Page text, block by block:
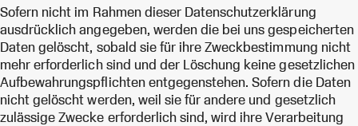
Sofern nicht im Rahmen dieser Datenschutzerklärung
ausdrücklich angegeben, werden die bei uns gespeicherten
Daten gelöscht, sobald sie für ihre Zweckbestimmung nicht
mehr erforderlich sind und der Löschung keine gesetzlichen
Aufbewahrungspflichten entgegenstehen. Sofern die Daten
nicht gelöscht werden, weil sie für andere und gesetzlich
zulässige Zwecke erforderlich sind, wird ihre Verarbeitung